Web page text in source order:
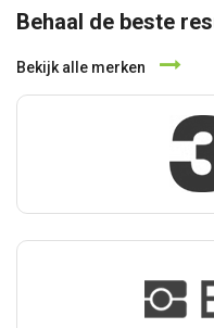
Behaal de beste
Bekijk alle merken